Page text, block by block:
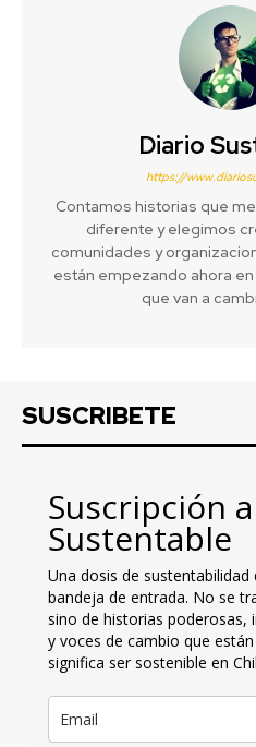
Diario
https://
Contamos historias que
diferente y elegimos
comunidades y
están empezando ahora
que van a
SUSCRIBETE
Suscripción
Sustentable
Una dosis de
bandeja de entrada. No se
sino de historias poderosas,
y voces de cambio que
significa ser sostenible en